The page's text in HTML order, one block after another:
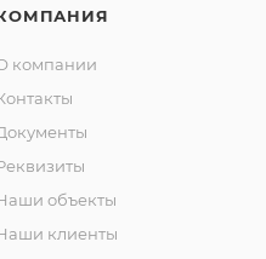
компании
объекты
клиенты